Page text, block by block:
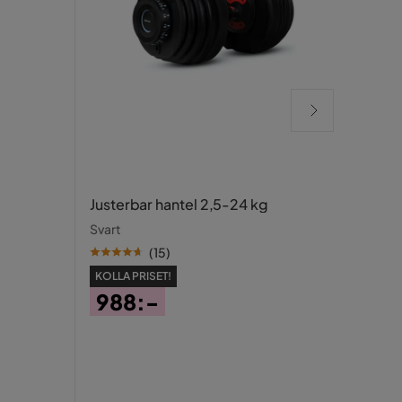
Justerbar hantel 2,5-24 kg
Svart
(15)
KOLLA PRISET!
988:-